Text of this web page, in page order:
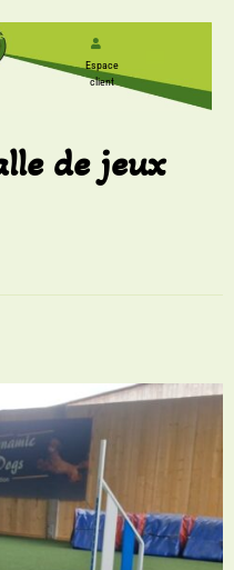
Espace
client
de jeux